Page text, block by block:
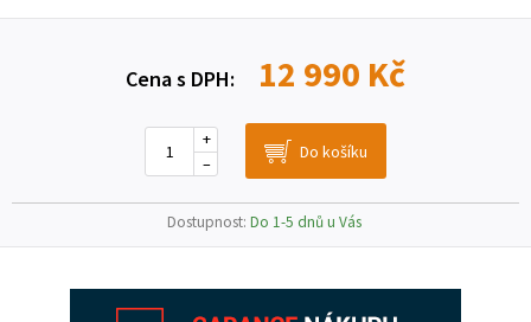
Cena s DPH: 12 990 Kč
–
+
Dostupnost: Do 1-5 dnů u Vás